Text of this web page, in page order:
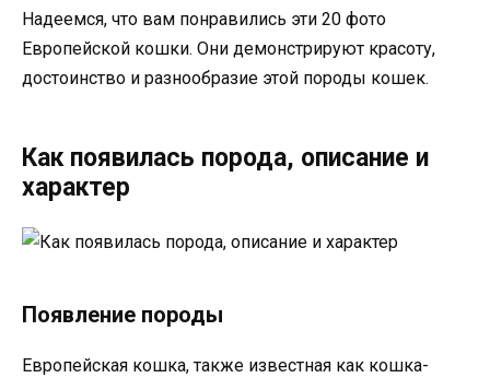
Надеемся, что вам понравились эти 20 фото
Европейской кошки. Они демонстрируют красоту,
достоинство и разнообразие этой породы кошек.
Как появилась порода, описание и
характер
Появление породы
Европейская кошка, также известная как кошка-